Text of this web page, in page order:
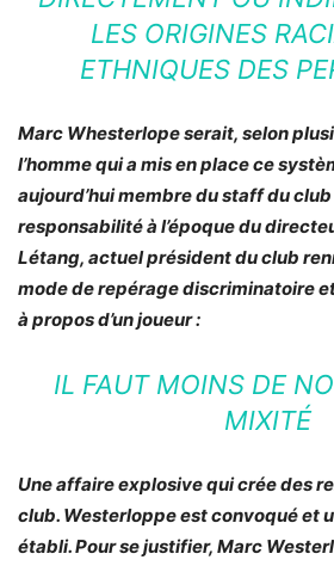
LES ORIGINES
ETHNIQUES DES
Marc Whesterlope serait, selon
l’homme qui a mis en place ce
aujourd’hui membre du staff du club
responsabilité à l’époque du
Létang, actuel président du club
mode de repérage discriminatoire
à propos d’un joueur :
IL FAUT MOINS DE
MIXITÉ
Une affaire explosive qui crée des
club. Westerloppe est convoqué et
établi. Pour se justifier, Marc